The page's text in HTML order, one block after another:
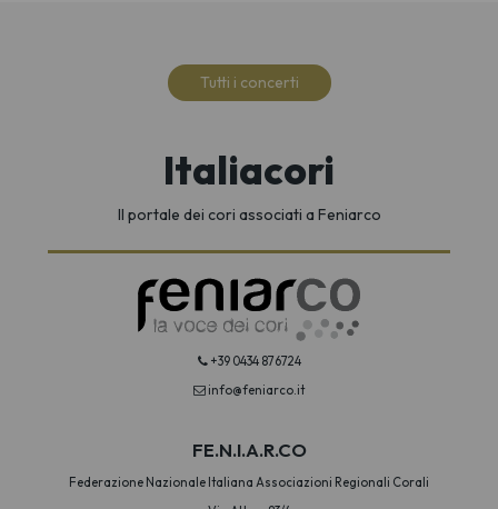
Tutti i concerti
Italiacori
Il portale dei cori associati a Feniarco
+39 0434 876724
info@feniarco.it
FE.N.I.A.R.CO
Federazione Nazionale Italiana Associazioni Regionali Corali